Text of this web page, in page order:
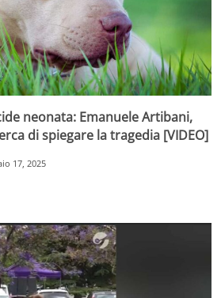
neonata: Emanuele Artibani,
di spiegare la tragedia [VIDEO]
17, 2025